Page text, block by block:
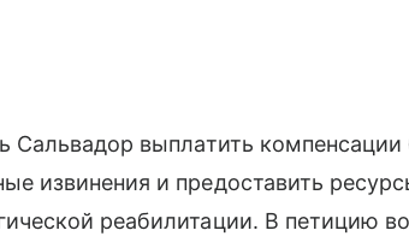
Сальвадор выплатить
извинения и предоставить
реабилитации. В петицию